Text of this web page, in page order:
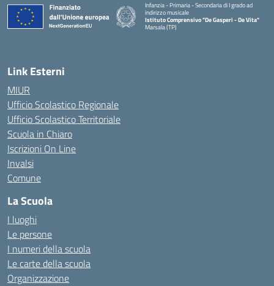
Infanzia - Primaria - Secondaria di I grado ad
indirizzo musicale
Istituto Comprensivo "De Gasperi - De Vita"
Marsala (TP)
Link Esterni
MIUR
Ufficio Scolastico Regionale
Ufficio Scolastico Territoriale
Scuola in Chiaro
Iscrizioni On Line
Invalsi
Comune
La Scuola
I luoghi
Le persone
I numeri della scuola
Le carte della scuola
Organizzazione